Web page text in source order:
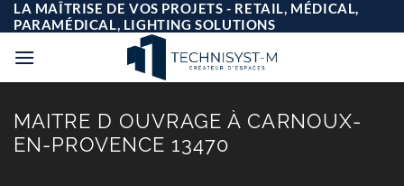
Passer
au
contenu
LA MAÎTRISE DE VOS PROJETS - RETAIL, MÉDICAL,
PARAMÉDICAL, LIGHTING SOLUTIONS
MAITRE D OUVRAGE À CARNOUX-
EN-PROVENCE 13470